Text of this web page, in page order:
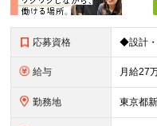
応募資格
給与
勤務地